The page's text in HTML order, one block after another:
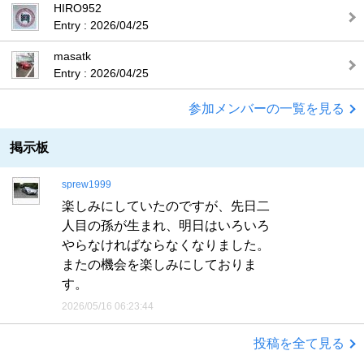
HIRO952
Entry : 2026/04/25
masatk
Entry : 2026/04/25
参加メンバーの一覧を見る
掲示板
sprew1999
楽しみにしていたのですが、先日二
人目の孫が生まれ、明日はいろいろ
やらなければならなくなりました。
またの機会を楽しみにしておりま
す。
2026/05/16 06:23:44
投稿を全て見る